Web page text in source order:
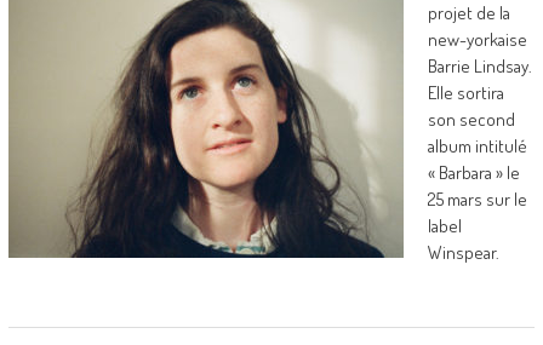
projet de la
new-yorkaise
Barrie Lindsay.
Elle sortira
son second
album intitulé
« Barbara » le
25 mars sur le
label
Winspear.